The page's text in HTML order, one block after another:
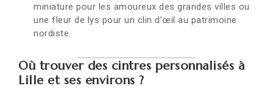
miniature pour les amoureux des grandes villes ou
une fleur de lys pour un clin d’œil au patrimoine
nordiste.
Où trouver des cintres personnalisés à
Lille et ses environs ?